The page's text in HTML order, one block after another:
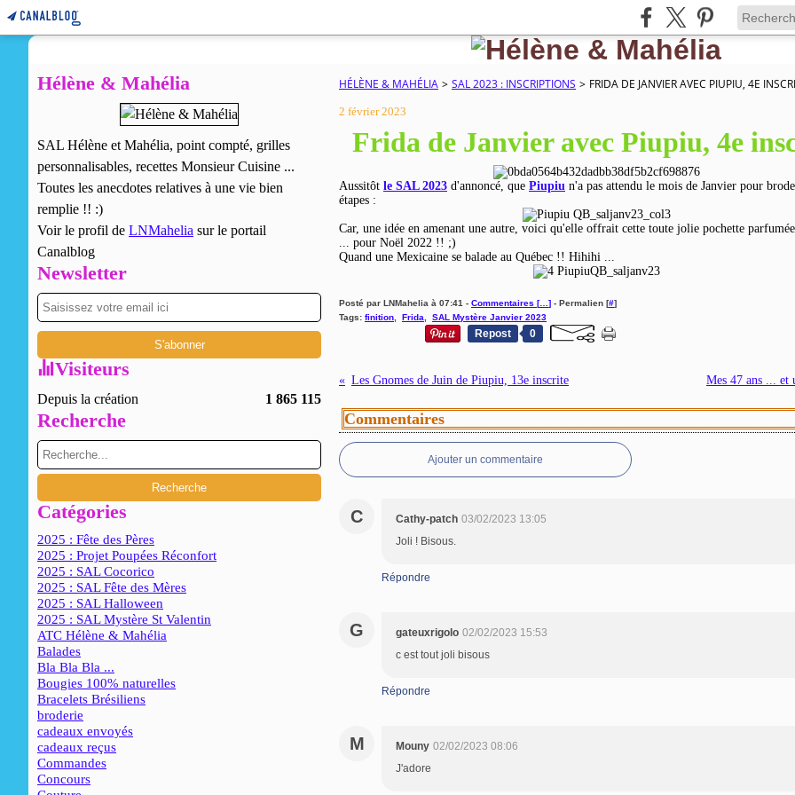
Hélène & Mahélia
SAL Hélène et Mahélia, point compté, grilles
personnalisables, recettes Monsieur Cuisine ...
Toutes les anecdotes relatives à une vie bien
remplie !! :)
Voir le profil de LNMahelia sur le portail
Canalblog
Newsletter
Visiteurs
Depuis la création 1 865 115
Recherche
Catégories
2025 : Fête des Pères
2025 : Projet Poupées Réconfort
2025 : SAL Cocorico
2025 : SAL Fête des Mères
2025 : SAL Halloween
2025 : SAL Mystère St Valentin
ATC Hélène & Mahélia
Balades
Bla Bla Bla ...
Bougies 100% naturelles
Bracelets Brésiliens
broderie
cadeaux envoyés
cadeaux reçus
Commandes
Concours
HÉLÈNE & MAHÉLIA > SAL 2023 : INSCRIPTIONS > FRIDA DE JANVIER AVEC PIUPIU, 4E
2 février 2023
Frida de Janvier avec Piupiu, 4e
Aussitôt le SAL 2023 d'annoncé, que Piupiu n'a pas attendu le mois de Janvier pour
étapes :
Car, une idée en amenant une autre, voici qu'elle offrait cette toute jolie pochette
... pour Noël 2022 !! ;)
Quand une Mexicaine se balade au Québec !! Hihihi ...
Posté par LNMahelia à 07:41 - Commentaires [… ] - Permalien [#]
Tags: finition Frida SAL Mystère Janvier 2023
Repost 0
Les Gnomes de Juin de Piupiu, 13e inscrite Mes 47 ans ... et
Commentaires
Ajouter un commentaire
C Cathy-patch 03/02/2023 13:05
Joli ! Bisous.
Répondre
G gateuxrigolo 02/02/2023 15:53
c est tout joli bisous
Répondre
M Mouny 02/02/2023 08:06
J'adore